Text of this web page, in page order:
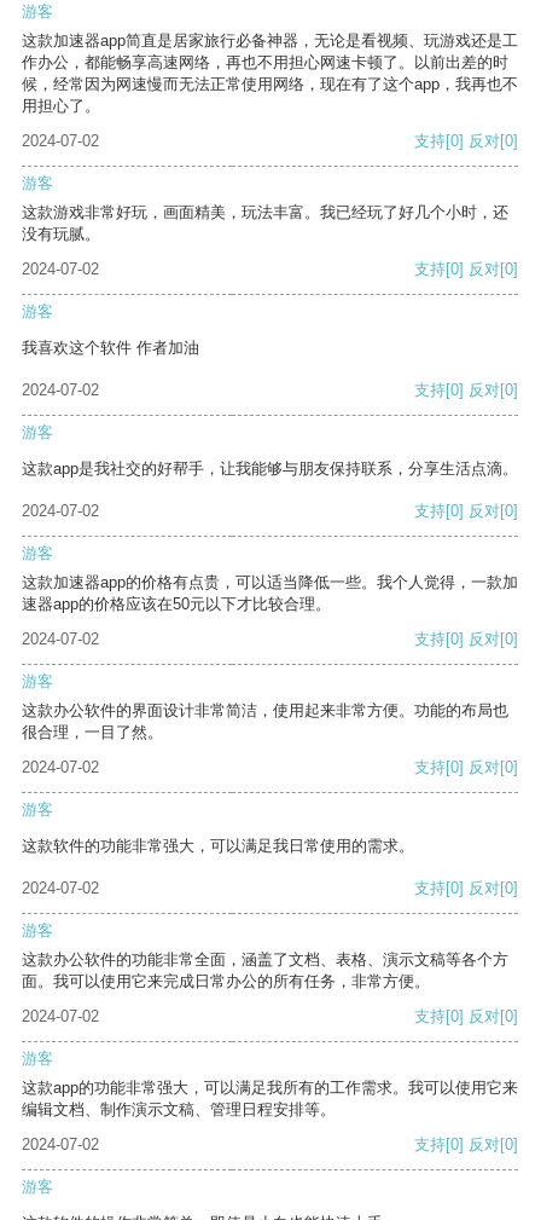
游客
这款加速器app简直是居家旅行必备神器，无论是看视频、玩游戏还是工
作办公，都能畅享高速网络，再也不用担心网速卡顿了。以前出差的时
候，经常因为网速慢而无法正常使用网络，现在有了这个app，我再也不
用担心了。
2024-07-02
支持[0] 反对[0]
游客
这款游戏非常好玩，画面精美，玩法丰富。我已经玩了好几个小时，还
没有玩腻。
2024-07-02
支持[0] 反对[0]
游客
我喜欢这个软件 作者加油
2024-07-02 支持[0] 反对[0]
游客
这款app是我社交的好帮手，让我能够与朋友保持联系，分享生活点滴。
2024-07-02 支持[0] 反对[0]
游客
这款加速器app的价格有点贵，可以适当降低一些。我个人觉得，一款加
速器app的价格应该在50元以下才比较合理。
2024-07-02
支持[0] 反对[0]
游客
这款办公软件的界面设计非常简洁，使用起来非常方便。功能的布局也
很合理，一目了然。
2024-07-02
支持[0] 反对[0]
游客
这款软件的功能非常强大，可以满足我日常使用的需求。
2024-07-02 支持[0] 反对[0]
游客
这款办公软件的功能非常全面，涵盖了文档、表格、演示文稿等各个方
面。我可以使用它来完成日常办公的所有任务，非常方便。
2024-07-02
支持[0] 反对[0]
游客
这款app的功能非常强大，可以满足我所有的工作需求。我可以使用它来
编辑文档、制作演示文稿、管理日程安排等。
2024-07-02
支持[0] 反对[0]
游客